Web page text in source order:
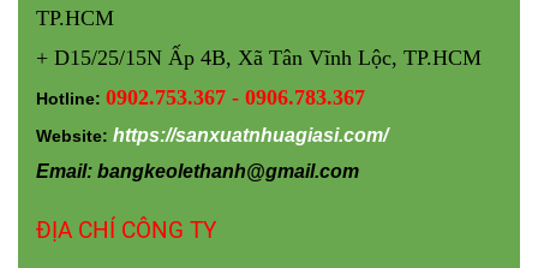
chỉ – xưởng sẽ lo phần còn lại.
Liên Hệ Mua Sỉ Chén Nhựa Tròn Ngay
Hôm Nay
Bạn cần nguồn hàng chén nhựa tròn giá
rẻ, dễ nhập, dễ bán, mẫu mã đẹp, chất
TP.HCM
+ D15/25/15N Ấp 4B, Xã Tân Vĩnh Lộc, TP.HCM
Hotline: 0902.753.367 - 0906.783.367
Website: https://sanxuatnhuagiasi.com/
Email: bangkeolethanh@gmail.com
ĐỊA CHỈ CÔNG TY